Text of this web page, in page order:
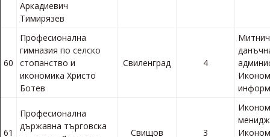
Аркадиевич
Тимирязев
60
Професионална
гимназия по селско
стопанство и
икономика Христо
Ботев
Свиленград 4
61
Професионална
държавна търговска
Свищов 3